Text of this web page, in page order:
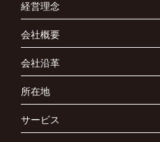
経営理念
会社概要
会社沿革
所在地
サービス